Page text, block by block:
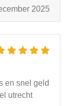
2025
en snel geld
utrecht